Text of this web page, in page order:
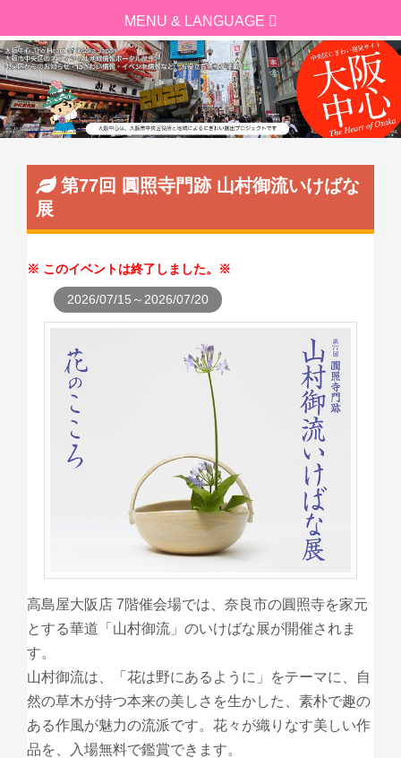
第77回 圓照寺門跡 山村御流いけばな
展
このイベントは終了しました。
2026/07/15～2026/07/20
高島屋大阪店 7階催会場では、奈良市の圓照寺を家元
とする華道「山村御流」のいけばな展が開催されま
す。
山村御流は、「花は野にあるように」をテーマに、自
然の草木が持つ本来の美しさを生かした、素朴で趣の
ある作風が魅力の流派です。花々が織りなす美しい作
品を、入場無料で鑑賞できます。